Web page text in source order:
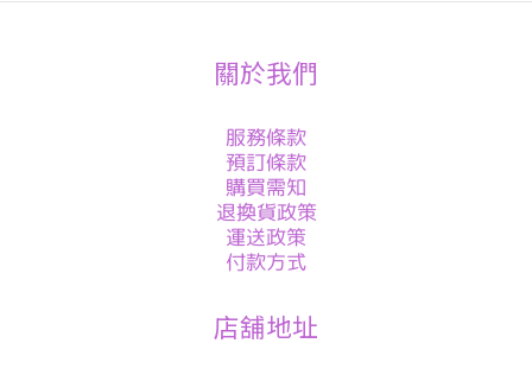
關於我們
服務條款
預訂條款
購買需知
退換貨政策
運送政策
付款方式
店舖地址